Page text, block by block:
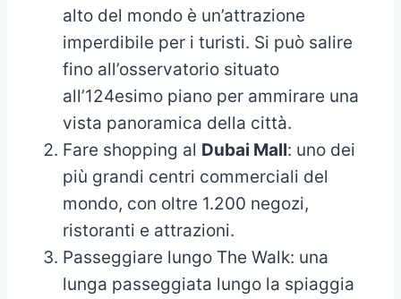
alto del mondo è un’attrazione
imperdibile per i turisti. Si può salire
fino all’osservatorio situato
all’124esimo piano per ammirare una
vista panoramica della città.
Fare shopping al Dubai Mall: uno dei
più grandi centri commerciali del
mondo, con oltre 1.200 negozi,
ristoranti e attrazioni.
Passeggiare lungo The Walk: una
lunga passeggiata lungo la spiaggia